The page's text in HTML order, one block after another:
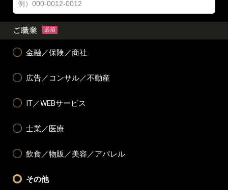
ご職業 必須
金融／保険／商社
広告／コンサル／不動産
IT／WEBサービス
士業／医療
飲食／物販／美容／アパレル
その他